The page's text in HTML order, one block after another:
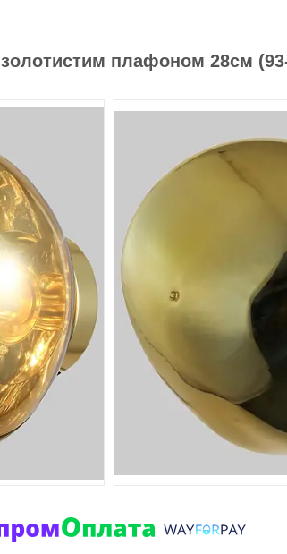
плафоном 28см